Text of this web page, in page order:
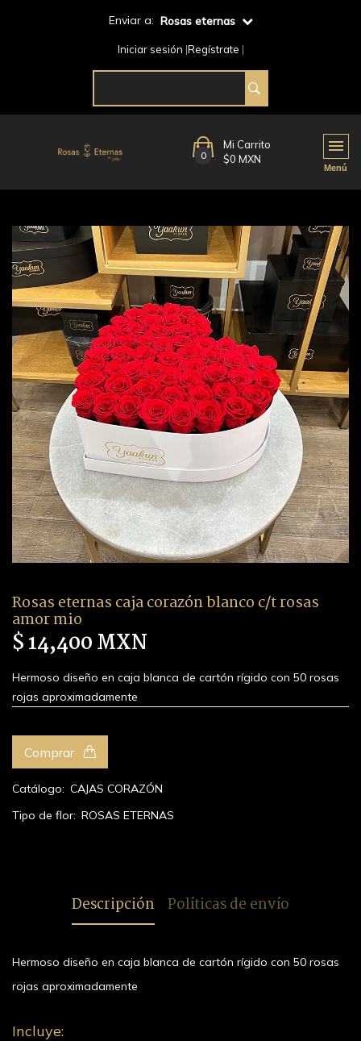
Enviar a: Rosas eternas
Iniciar sesión Regístrate
0
Mi Carrito
$0 MXN
Rosas eternas caja corazón blanco c/t rosas
amor mio
$ 14,400 MXN
Hermoso diseño en caja blanca de cartón rígido con 50 rosas
rojas aproximadamente
Comprar
Catálogo: CAJAS CORAZÓN
Tipo de flor: ROSAS ETERNAS
Descripción Políticas de envío
Hermoso diseño en caja blanca de cartón rígido con 50 rosas
rojas aproximadamente
Incluye: